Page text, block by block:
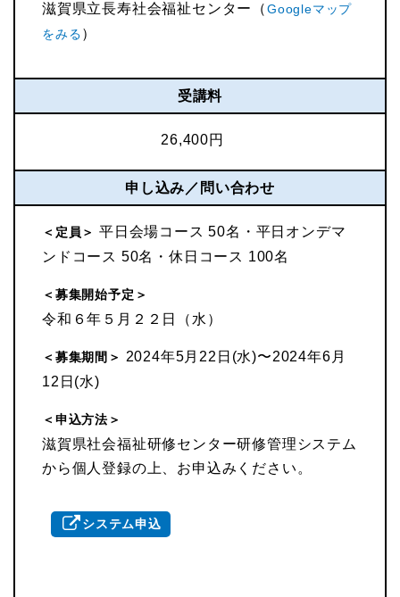
滋賀県立長寿社会福祉センター（Googleマップ
をみる）
受講料
26,400円
申し込み／問い合わせ
＜定員＞ 平日会場コース 50名・平日オンデマ
ンドコース 50名・休日コース 100名
＜募集開始予定＞
令和６年５月２２日（水）
＜募集期間＞
2024年5月22日(水)〜2024年6月
12日(水)
＜申込方法＞
滋賀県社会福祉研修センター研修管理システム
から個人登録の上、お申込みください。
システム申込